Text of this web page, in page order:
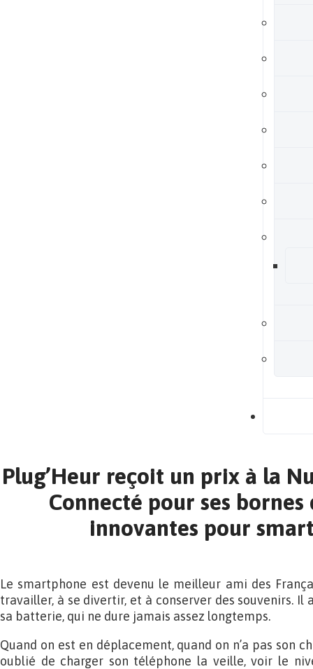
Plug’Heur reçoit un prix à la
Connecté pour ses bornes
innovantes pour
Le smartphone est devenu le meilleur ami des
travailler, à se divertir, et à conserver des souvenirs. Il
sa batterie, qui ne dure jamais assez longtemps.
Quand on est en déplacement, quand on n’a pas son
oublié de charger son téléphone la veille, voir le